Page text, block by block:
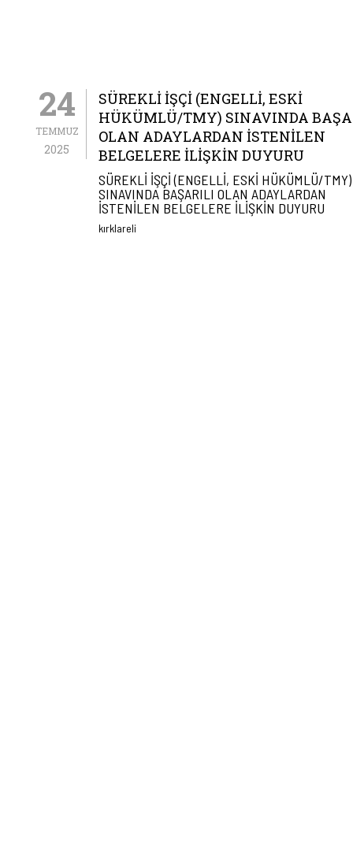
24
TEMMUZ
2025
SÜREKLİ İŞÇİ (ENGELLİ, ESKİ
HÜKÜMLÜ/TMY) SINAVINDA
OLAN ADAYLARDAN İSTENİLEN
BELGELERE İLİŞKİN DUYURU
SÜREKLİ İŞÇİ (ENGELLİ, ESKİ HÜKÜMLÜ/TMY)
SINAVINDA BAŞARILI OLAN ADAYLARDAN
İSTENİLEN BELGELERE İLİŞKİN DUYURU
kırklareli